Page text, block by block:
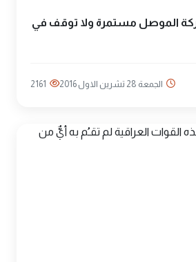
الموصل مستمرة ولا توقف في
الجمعة 28 تشرين الاول 2016 2161